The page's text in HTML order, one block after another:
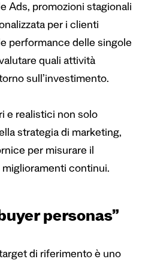
Ads, promozioni stagionali
per i clienti
performance delle singole
quali attività
sull’investimento.
e realistici non solo
strategia di marketing,
per misurare il
continui.
personas”
di riferimento è uno